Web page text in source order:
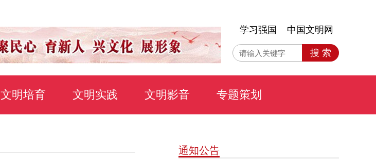
学习强国 中国文明网
搜 索
文明培育 文明实践 文明影音 专题策划
通知公告